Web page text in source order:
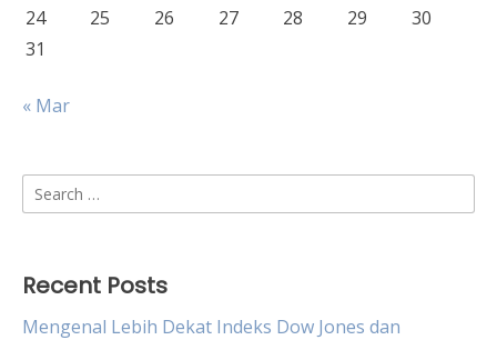
24
25 26 27 28 29
30
31
« Mar
Search
for:
Recent Posts
Mengenal Lebih Dekat Indeks Dow Jones dan